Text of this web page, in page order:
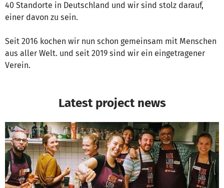
40 Standorte in Deutschland und wir sind stolz darauf,
einer davon zu sein.
Seit 2016 kochen wir nun schon gemeinsam mit Menschen
aus aller Welt. und seit 2019 sind wir ein eingetragener
Verein.
Latest project news